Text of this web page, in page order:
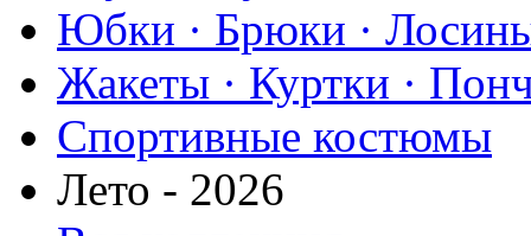
Юбки · Брюки ·
Жакеты · Куртки ·
Спортивные костюмы
Лето - 2026